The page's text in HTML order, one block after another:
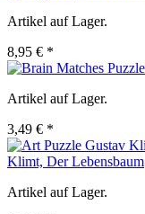
Artikel auf Lager.
8,95 € *
Artikel auf Lager.
3,49 € *
Klimt, Der Lebensbaum
Artikel auf Lager.